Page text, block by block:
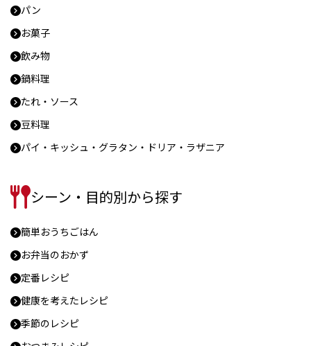
パン
お菓子
飲み物
鍋料理
たれ・ソース
豆料理
パイ・キッシュ・グラタン・ドリア・ラザニア
シーン・目的別から探す
簡単おうちごはん
お弁当のおかず
定番レシピ
健康を考えたレシピ
季節のレシピ